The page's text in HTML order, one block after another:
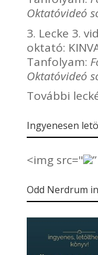
Oktatóvideó
3. Lecke 3.
oktató:
Tanfolyam:
Oktatóvideó
További
Ingyenesen
<img src="
Odd Nerdrum